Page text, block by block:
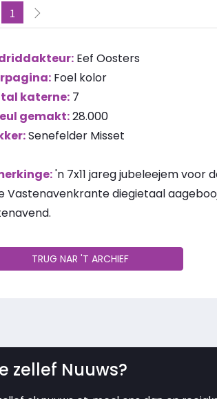
1
Eef Oosters
Foel kolor
katerne: 7
gemakt:28.000
Senefelder Misset
'n 7x11 jareg jubeleejem
Vastenavenkrante diegietaal
TRUG NAR 'T ARCHIEF
zellef Nuuws?